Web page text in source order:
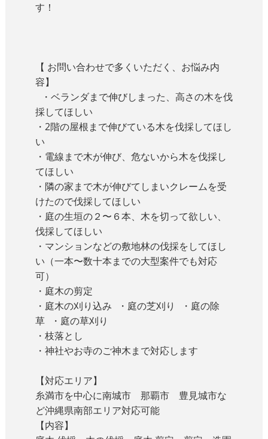
す！
【 お問い合わせで多くいただく、お悩み内
容】
・ベランダまで伸びしまった、高さの木を伐
採してほしい
・2階の屋根まで伸びている木を伐採してほし
い
・電線まで木が伸び、危ないから木を伐採し
てほしい
・隣の家まで木が伸びてしまいクレームを受
けたので伐採してほしい
・庭の生垣の２〜６本、木を切って欲しい、
伐採してほしい
・マンションなどの敷地林の伐採をしてほし
い（一本〜数十本までの大型案件でも対応
可）
・庭木の剪定
・庭木の刈り込み ・庭の芝刈り ・庭の除
草 ・庭の草刈り
・枝落とし
・神社やお寺のご神木まで対応します
【対応エリア】
糸満市を中心に南城市 那覇市 豊見城市な
ど沖縄県南部エリア対応可能
【内容】